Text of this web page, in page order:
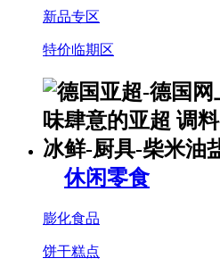
新品专区
特价临期区
休闲零食
膨化食品
饼干糕点